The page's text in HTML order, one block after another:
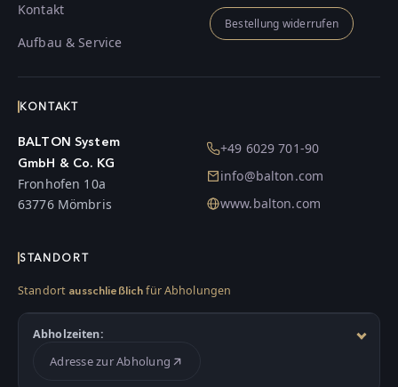
Kontakt
Aufbau & Service
Bestellung widerrufen
KONTAKT
BALTON System
GmbH & Co. KG
Fronhofen 10a
63776 Mömbris
+49 6029 701-90
info@balton.com
www.balton.com
STANDORT
Standort ausschließlich für Abholungen
Abholzeiten:
Adresse zur Abholung